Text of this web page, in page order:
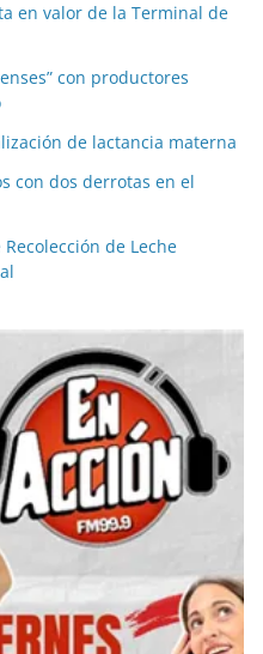
en valor de la Terminal de
con productores
de lactancia materna
con dos derrotas en el
de Leche